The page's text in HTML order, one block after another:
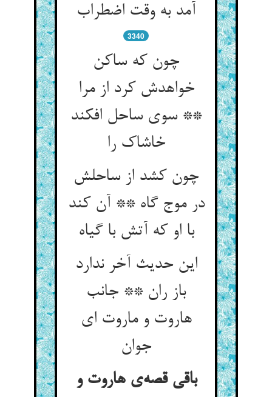
3340
چون که ساکن
خواهدش کرد از مرا
** سوی ساحل افکند
خاشاک را
چون کشد از ساحلش
در موج گاه ** آن کند
با او که آتش با گیاه‌‌
این حدیث آخر ندارد
باز ران ** جانب
هاروت و ماروت ای
باقی قصه‌‌ی هاروت و